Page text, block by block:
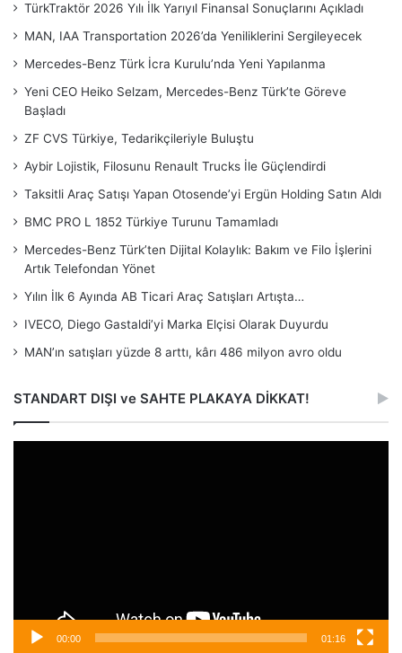
TürkTraktör 2026 Yılı İlk Yarıyıl Finansal Sonuçlarını Açıkladı
MAN, IAA Transportation 2026’da Yeniliklerini Sergileyecek
Mercedes-Benz Türk İcra Kurulu’nda Yeni Yapılanma
Yeni CEO Heiko Selzam, Mercedes-Benz Türk’te Göreve
Başladı
ZF CVS Türkiye, Tedarikçileriyle Buluştu
Aybir Lojistik, Filosunu Renault Trucks İle Güçlendirdi
Taksitli Araç Satışı Yapan Otosende’yi Ergün Holding Satın Aldı
BMC PRO L 1852 Türkiye Turunu Tamamladı
Mercedes-Benz Türk’ten Dijital Kolaylık: Bakım ve Filo İşlerini
Artık Telefondan Yönet
Yılın İlk 6 Ayında AB Ticari Araç Satışları Artışta…
IVECO, Diego Gastaldi’yi Marka Elçisi Olarak Duyurdu
MAN’ın satışları yüzde 8 arttı, kârı 486 milyon avro oldu
STANDART DIŞI ve SAHTE PLAKAYA DİKKAT!
00:00 01:16